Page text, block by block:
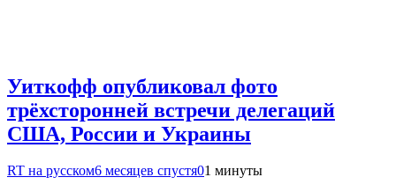
Уиткофф опубликовал фото
трёхсторонней встречи делегаций
США, России и Украины
RT на русском6 месяцев спустя01 минуты